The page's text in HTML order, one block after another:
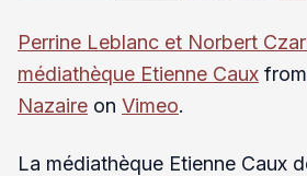
Perrine Leblanc et Norbert
médiathèque Etienne Caux from
Nazaire on Vimeo.
La médiathèque Etienne Caux